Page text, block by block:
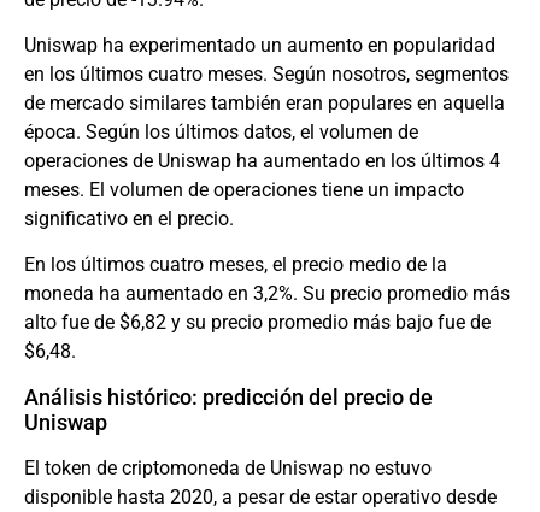
Uniswap ha experimentado un aumento en popularidad
en los últimos cuatro meses. Según nosotros, segmentos
de mercado similares también eran populares en aquella
época. Según los últimos datos, el volumen de
operaciones de Uniswap ha aumentado en los últimos 4
meses. El volumen de operaciones tiene un impacto
significativo en el precio.
En los últimos cuatro meses, el precio medio de la
moneda ha aumentado en 3,2%. Su precio promedio más
alto fue de $6,82 y su precio promedio más bajo fue de
$6,48.
Análisis histórico: predicción del precio de
Uniswap
El token de criptomoneda de Uniswap no estuvo
disponible hasta 2020, a pesar de estar operativo desde